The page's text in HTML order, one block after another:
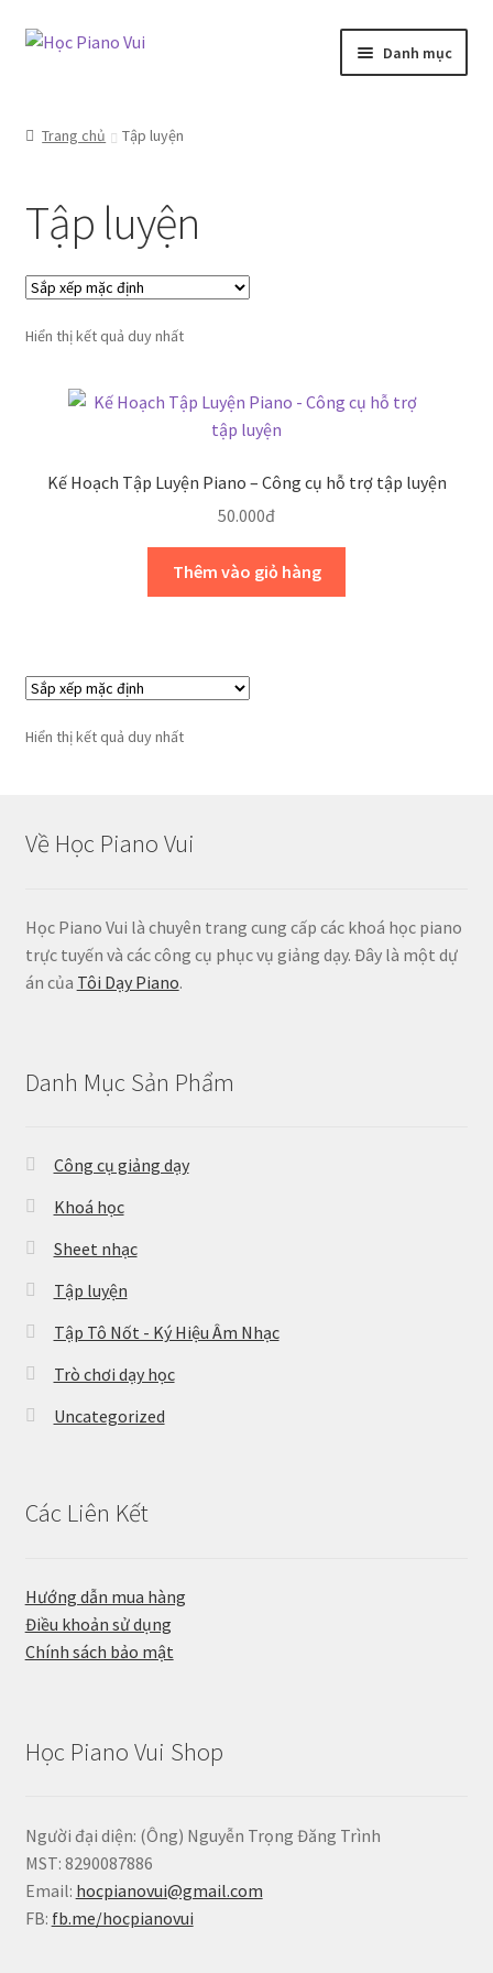
Đi
Chuyển
Danh mục
Cửa Hàng
Blog
Hướng Dẫn Mua Hàng
Về Chúng Tôi
Trang chủ Tập luyện
Tập luyện
Hiển thị kết quả duy nhất
Kế Hoạch Tập Luyện Piano – Công cụ hỗ trợ tập luyện
50.000đ
Thêm vào giỏ hàng
Hiển thị kết quả duy nhất
Về Học Piano Vui
Học Piano Vui là chuyên trang cung cấp các khoá học piano
trực tuyến và các công cụ phục vụ giảng dạy. Đây là một dự
án của Tôi Dạy Piano.
Danh Mục Sản Phẩm
Công cụ giảng dạy
Khoá học
Sheet nhạc
Tập luyện
Tập Tô Nốt - Ký Hiệu Âm Nhạc
Trò chơi dạy học
Uncategorized
Các Liên Kết
Hướng dẫn mua hàng
Điều khoản sử dụng
Chính sách bảo mật
Học Piano Vui Shop
Người đại diện: (Ông) Nguyễn Trọng Đăng Trình
MST: 8290087886
Email: hocpianovui@gmail.com
FB: fb.me/hocpianovui